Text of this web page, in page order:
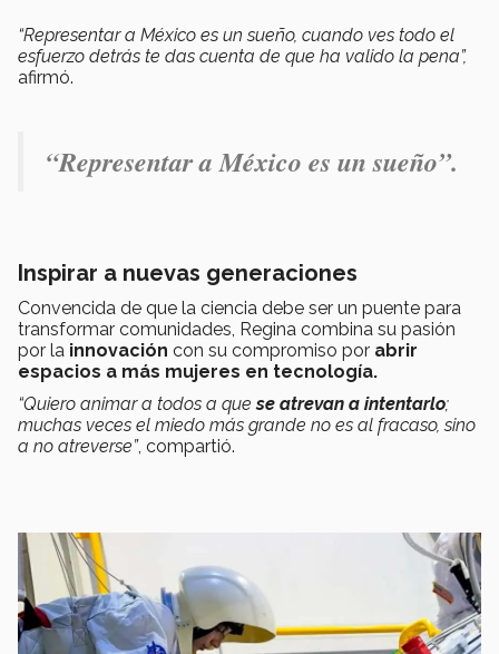
“Representar a México es un sueño, cuando ves todo el
esfuerzo detrás te das cuenta de que ha valido la pena”,
afirmó.
“Representar a México es un sueño”.
Inspirar a nuevas generaciones
Convencida de que la ciencia debe ser un puente para
transformar comunidades, Regina combina su pasión
por la innovación con su compromiso por abrir
espacios a más mujeres en tecnología.
“Quiero animar a todos a quese atrevan a intentarlo;
muchas veces el miedo más grande no es al fracaso, sino
a no atreverse”, compartió.